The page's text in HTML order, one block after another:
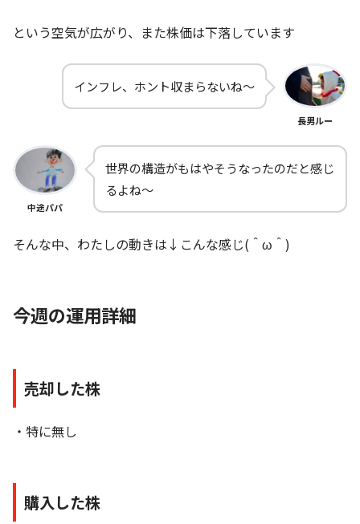
という空気が広がり、また株価は下落しています
インフレ、ホント収まらないね～
長男ルー
中途パパ
世界の構造がもはやそうなったのだと感じ
るよね～
そんな中、わたしの動きは↓こんな感じ(＾ω＾)
今週の運用詳細
売却した株
・特に無し
購入した株